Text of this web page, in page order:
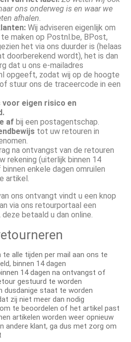
ons onderweg is en waar we
afhalen.
Wij adviseren eigenlijk om
maken op Postnl.be, BPost,
het via ons duurder is (helaas
doorberekend wordt), het is dan
dat u ons e-mailadres
opgeeft, zodat wij op de hoogte
stuur ons de traceercode in een
voor eigen risico en
af bij een postagentschap.
tot uw retouren in
na ontvangst van de retouren
rekening (uiterlijk binnen 14
enkele dagen omruilen
artikel.
ons ontvangt vindt u een knop
via ons retourportaal een
betaald u dan online.
te alle tijden per mail aan ons te
binnen 14 dagen
14 dagen na ontvangst of
gestuurd te worden
dusdanige staat te worden
zij niet meer dan nodig
te beoordelen of het artikel past
artikelen worden weer opnieuw
andere klant, ga dus met zorg om